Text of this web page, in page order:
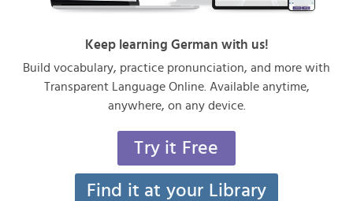
Keep learning German with us!
Build vocabulary, practice pronunciation, and more with
Transparent Language Online. Available anytime,
anywhere, on any device.
Try it Free
Find it at your Library